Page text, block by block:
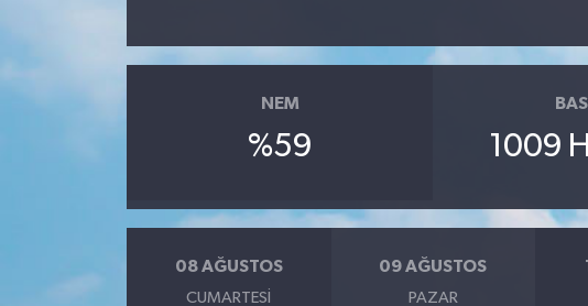
NEM
%59 1009
08 AĞUSTOS
CUMARTESI
09 AĞUSTOS
PAZAR